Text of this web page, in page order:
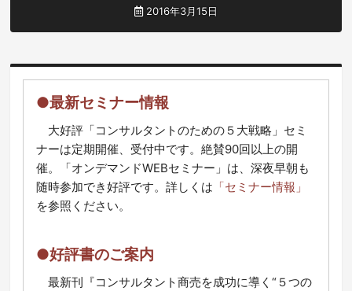
2016年3月15日
●最新セミナー情報
大好評「コンサルタントのための５大戦略」セミ
ナーは定期開催、受付中です。絶賛90回以上の開
催。「オンデマンドWEBセミナー」は、深夜早朝も
随時参加でき好評です。詳しくは 「セミナー情報」
を参照ください。
●好評書のご案内
最新刊『コンサルタント商売を成功に導く“５つの